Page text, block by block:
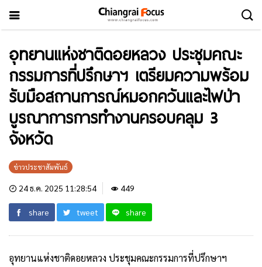
อุทยานแห่งชาติดอยหลวง ประชุมคณะ
กรรมการที่ปรึกษาฯ เตรียมความพร้อม
รับมือสถานการณ์หมอกควันและไฟป่า
บูรณาการการทำงานครอบคลุม 3
จังหวัด
ข่าวประชาสัมพันธ์
24 ธ.ค. 2025 11:28:54 449
share tweet share
อุทยานแห่งชาติดอยหลวง ประชุมคณะกรรมการที่ปรึกษาฯ